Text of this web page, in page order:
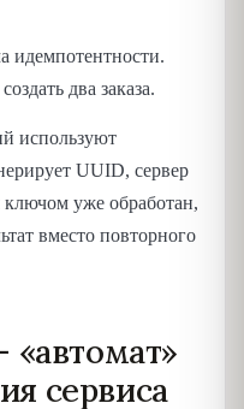
идемпотентности.
два заказа.
используют
UUID, сервер
ключом уже обработан,
вместо повторного
сервиса